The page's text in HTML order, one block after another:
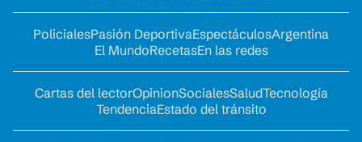
PolicialesPasión DeportivaEspectáculosArgentina
El MundoRecetasEn las redes
Cartas del lectorOpinionSocialesSaludTecnología
TendenciaEstado del tránsito